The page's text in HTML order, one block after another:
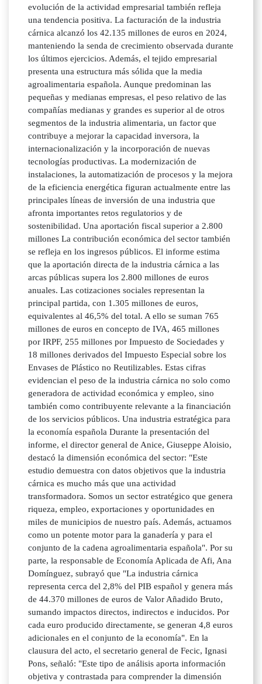
evolución de la actividad empresarial también refleja
una tendencia positiva. La facturación de la industria
cárnica alcanzó los 42.135 millones de euros en 2024,
manteniendo la senda de crecimiento observada durante
los últimos ejercicios. Además, el tejido empresarial
presenta una estructura más sólida que la media
agroalimentaria española. Aunque predominan las
pequeñas y medianas empresas, el peso relativo de las
compañías medianas y grandes es superior al de otros
segmentos de la industria alimentaria, un factor que
contribuye a mejorar la capacidad inversora, la
internacionalización y la incorporación de nuevas
tecnologías productivas. La modernización de
instalaciones, la automatización de procesos y la mejora
de la eficiencia energética figuran actualmente entre las
principales líneas de inversión de una industria que
afronta importantes retos regulatorios y de
sostenibilidad. Una aportación fiscal superior a 2.800
millones La contribución económica del sector también
se refleja en los ingresos públicos. El informe estima
que la aportación directa de la industria cárnica a las
arcas públicas supera los 2.800 millones de euros
anuales. Las cotizaciones sociales representan la
principal partida, con 1.305 millones de euros,
equivalentes al 46,5% del total. A ello se suman 765
millones de euros en concepto de IVA, 465 millones
por IRPF, 255 millones por Impuesto de Sociedades y
18 millones derivados del Impuesto Especial sobre los
Envases de Plástico no Reutilizables. Estas cifras
evidencian el peso de la industria cárnica no solo como
generadora de actividad económica y empleo, sino
también como contribuyente relevante a la financiación
de los servicios públicos. Una industria estratégica para
la economía española Durante la presentación del
informe, el director general de Anice, Giuseppe Aloisio,
destacó la dimensión económica del sector: "Este
estudio demuestra con datos objetivos que la industria
cárnica es mucho más que una actividad
transformadora. Somos un sector estratégico que genera
riqueza, empleo, exportaciones y oportunidades en
miles de municipios de nuestro país. Además, actuamos
como un potente motor para la ganadería y para el
conjunto de la cadena agroalimentaria española". Por su
parte, la responsable de Economía Aplicada de Afi, Ana
Domínguez, subrayó que "La industria cárnica
representa cerca del 2,8% del PIB español y genera más
de 44.370 millones de euros de Valor Añadido Bruto,
sumando impactos directos, indirectos e inducidos. Por
cada euro producido directamente, se generan 4,8 euros
adicionales en el conjunto de la economía". En la
clausura del acto, el secretario general de Fecic, Ignasi
Pons, señaló: "Este tipo de análisis aporta información
objetiva y contrastada para comprender la dimensión